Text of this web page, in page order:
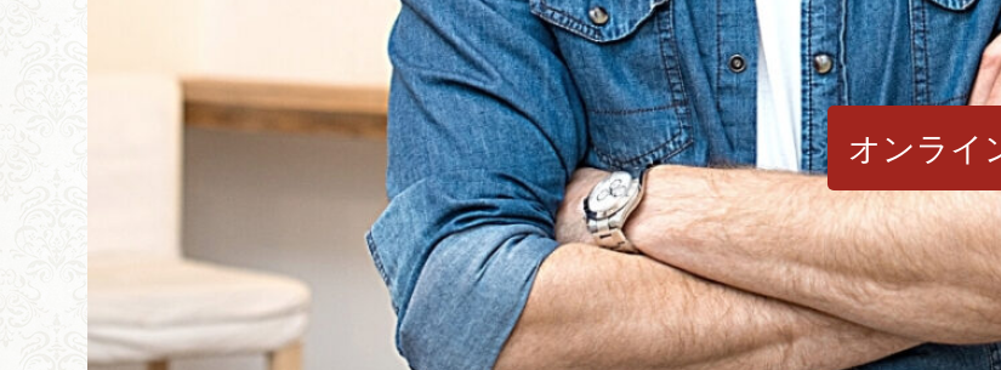
オンライ